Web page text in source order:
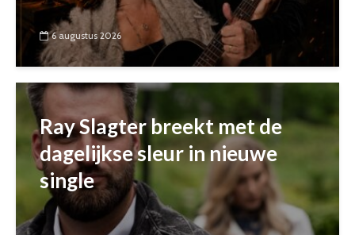
6 augustus 2026
Ray Slagter breekt met de
dagelijkse sleur in nieuwe
single